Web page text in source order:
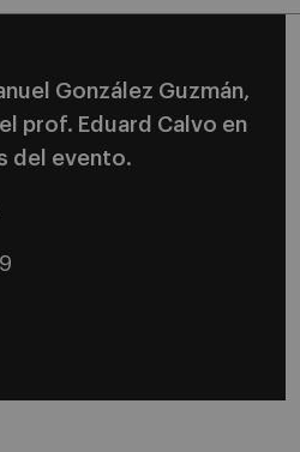
González Guzmán,
prof. Eduard Calvo en
del evento.